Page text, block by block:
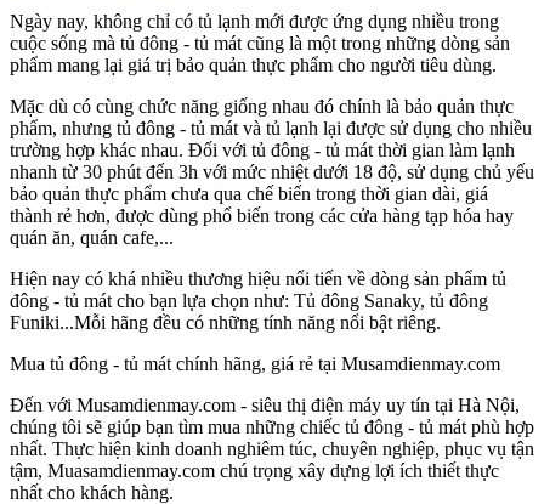
Ngày nay, không chỉ có tủ lạnh mới được ứng dụng nhiều trong
cuộc sống mà tủ đông - tủ mát cũng là một trong những dòng sản
phẩm mang lại giá trị bảo quản thực phẩm cho người tiêu dùng.
Mặc dù có cùng chức năng giống nhau đó chính là bảo quản thực
phẩm, nhưng tủ đông - tủ mát và tủ lạnh lại được sử dụng cho nhiều
trường hợp khác nhau. Đối với tủ đông - tủ mát thời gian làm lạnh
nhanh từ 30 phút đến 3h với mức nhiệt dưới 18 độ, sử dụng chủ yếu
bảo quản thực phẩm chưa qua chế biến trong thời gian dài, giá
thành rẻ hơn, được dùng phổ biến trong các cửa hàng tạp hóa hay
quán ăn, quán cafe,...
Hiện nay có khá nhiều thương hiệu nổi tiến về dòng sản phẩm tủ
đông - tủ mát cho bạn lựa chọn như: Tủ đông Sanaky, tủ đông
Funiki...Mỗi hãng đều có những tính năng nổi bật riêng.
Mua tủ đông - tủ mát chính hãng, giá rẻ tại Musamdienmay.com
Đến với Musamdienmay.com - siêu thị điện máy uy tín tại Hà Nội,
chúng tôi sẽ giúp bạn tìm mua những chiếc tủ đông - tủ mát phù hợp
nhất. Thực hiện kinh doanh nghiêm túc, chuyên nghiệp, phục vụ tận
tậm, Muasamdienmay.com chú trọng xây dựng lợi ích thiết thực
nhất cho khách hàng.